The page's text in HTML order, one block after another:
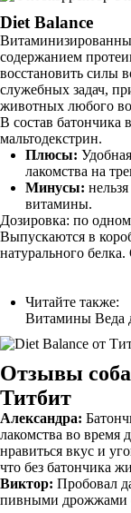
Diet Balance
содержанием
восстановить силы
служебных задач,
животных любого
В состав батончика
мальтодекстрин.
Плюсы:
лакомства на
Минусы:
витамины.
Дозировка: по
Выпускаются в
натурального
Читайте также:
Витамины Веда
Отзывы
Титбит
Александра:
лакомства во время
нравиться вкус и
что без батончика
Виктор: Пробовал
пивными дрожжами